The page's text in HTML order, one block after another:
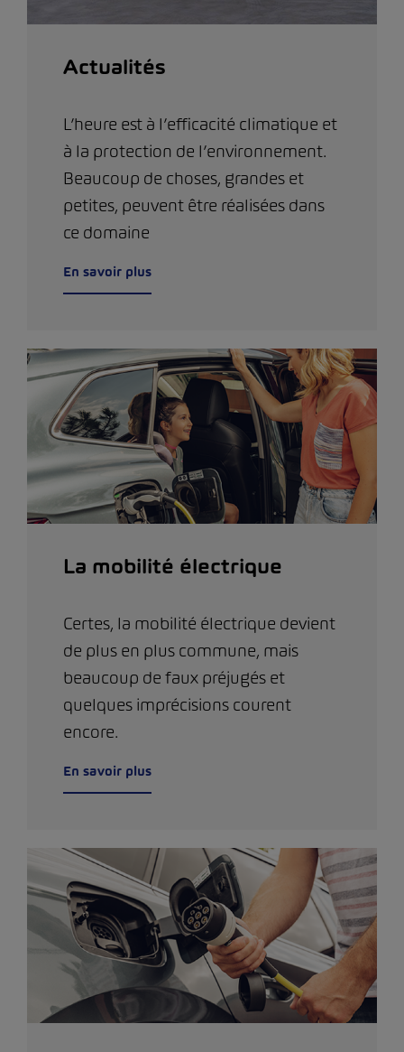
Actualités
L’heure est à l’efficacité climatique et
à la protection de l’environnement.
Beaucoup de choses, grandes et
petites, peuvent être réalisées dans
ce domaine
En savoir plus
La mobilité électrique
Certes, la mobilité électrique devient
de plus en plus commune, mais
beaucoup de faux préjugés et
quelques imprécisions courent
encore.
En savoir plus